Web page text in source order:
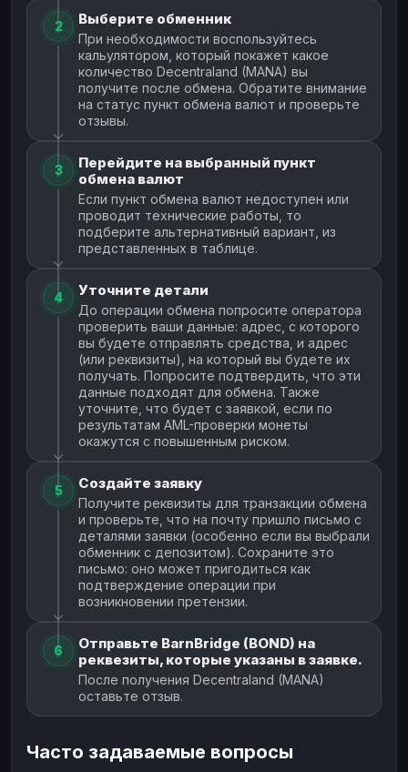
2 Выберите обменник
При необходимости воспользуйтесь
кальулятором, который покажет какое
количество Decentraland (MANA) вы
получите после обмена. Обратите внимание
на статус пункт обмена валют и проверьте
отзывы.
3
Перейдите на выбранный пункт
обмена валют
Если пункт обмена валют недоступен или
проводит технические работы, то
подберите альтернативный вариант, из
представленных в таблице.
4 Уточните детали
До операции обмена попросите оператора
проверить ваши данные: адрес, с которого
вы будете отправлять средства, и адрес
(или реквизиты), на который вы будете их
получать. Попросите подтвердить, что эти
данные подходят для обмена. Также
уточните, что будет с заявкой, если по
результатам AML-проверки монеты
окажутся с повышенным риском.
5 Создайте заявку
Получите реквизиты для транзакции обмена
и проверьте, что на почту пришло письмо с
деталями заявки (особенно если вы выбрали
обменник с депозитом). Сохраните это
письмо: оно может пригодиться как
подтверждение операции при
возникновении претензии.
6
Отправьте BarnBridge (BOND) на
реквезиты, которые указаны в заявке.
После получения Decentraland (MANA)
оставьте отзыв.
Часто задаваемые вопросы